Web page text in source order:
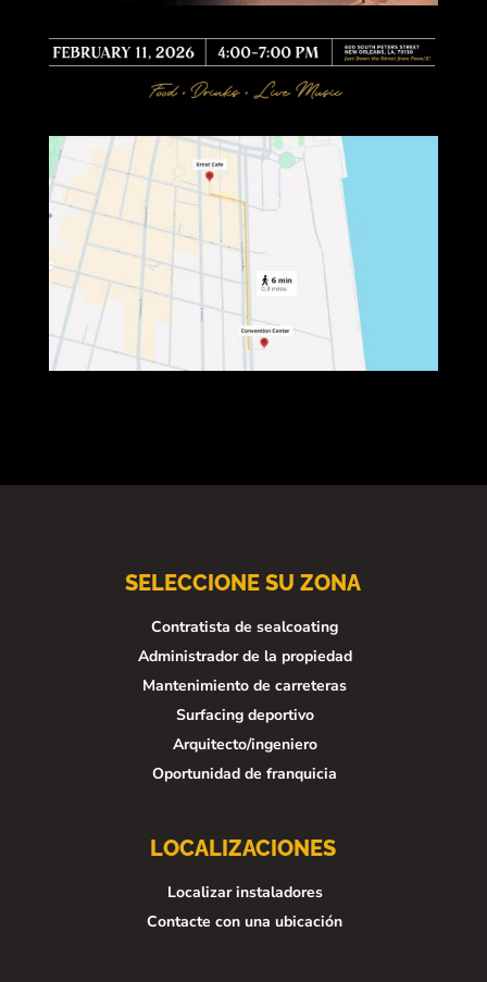
SELECCIONE SU ZONA
Contratista de sealcoating
Administrador de la propiedad
Mantenimiento de carreteras
Surfacing deportivo
Arquitecto/ingeniero
Oportunidad de franquicia
LOCALIZACIONES
Localizar instaladores
Contacte con una ubicación